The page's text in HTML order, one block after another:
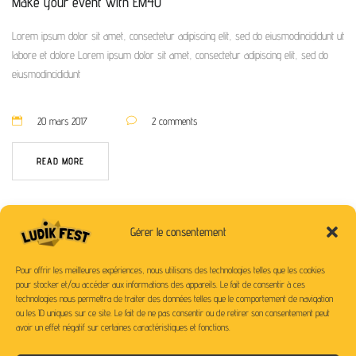
Gérer le consentement
Pour offrir les meilleures expériences, nous utilisons des technologies telles que les cookies
pour stocker et/ou accéder aux informations des appareils. Le fait de consentir à ces
technologies nous permettra de traiter des données telles que le comportement de navigation
ou les ID uniques sur ce site. Le fait de ne pas consentir ou de retirer son consentement peut
avoir un effet négatif sur certaines caractéristiques et fonctions.
Lorem ipsum dolor sit amet, consectetur adipiscing elit, sed do eiusmodincididunt ut
labore et dolore Lorem ipsum dolor sit amet, consectetur adipiscing elit, sed do
eiusmodincididunt
20 mars 2017 2 comments
READ MORE